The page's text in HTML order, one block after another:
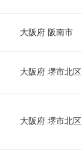
大阪府 阪南市
大阪府 堺市北区
大阪府 堺市北区